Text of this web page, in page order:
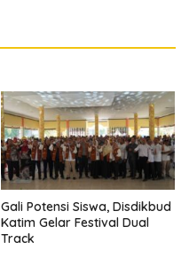
Gali Potensi Siswa, Disdikbud
Katim Gelar Festival Dual
Track